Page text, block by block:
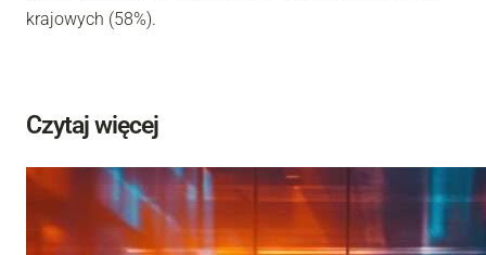
krajowych (58%).
Czytaj więcej